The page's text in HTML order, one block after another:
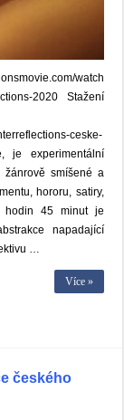
watch
2020 Stažení
ceske-
je experimentální
žánrově smíšené a
hororu, satiry,
hodin 45 minut je
napadající
…
Více »
českého